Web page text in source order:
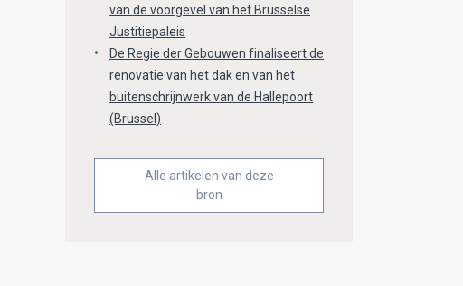
van de voorgevel van het Brusselse
Justitiepaleis
De Regie der Gebouwen finaliseert de
renovatie van het dak en van het
buitenschrijnwerk van de Hallepoort
(Brussel)
Alle artikelen van deze
bron